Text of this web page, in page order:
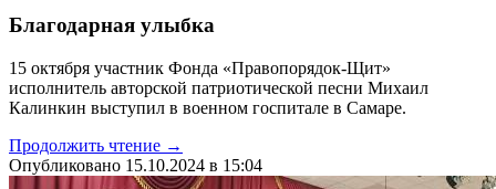
Благодарная улыбка
15 октября участник Фонда «Правопорядок-Щит»
исполнитель авторской патриотической песни Михаил
Калинкин выступил в военном госпитале в Самаре.
Продолжить чтение →
Опубликовано 15.10.2024 в 15:04